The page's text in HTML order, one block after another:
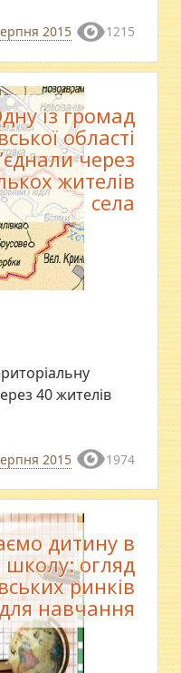
2015 1215
із громад
області
через
жителів
села
40 жителів
2015 1974
дитину в
школу: огляд
ринків
навчання